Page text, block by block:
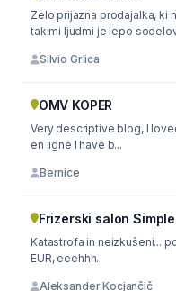
Zelo prijazna prodajalka, ki
takimi ljudmi je lepo
Silvio Grlica
OMV KOPER
Very descriptive blog, I loved
en ligne I have b...
Bernice
Frizerski salon Simple
Katastrofa in neizkušeni...
EUR, eeehhh.
Aleksander Kocjančič